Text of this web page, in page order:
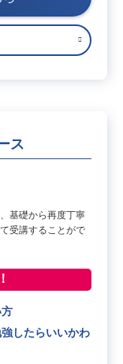
ス
基礎から再度丁寧
受講することがで
したらいいかわ